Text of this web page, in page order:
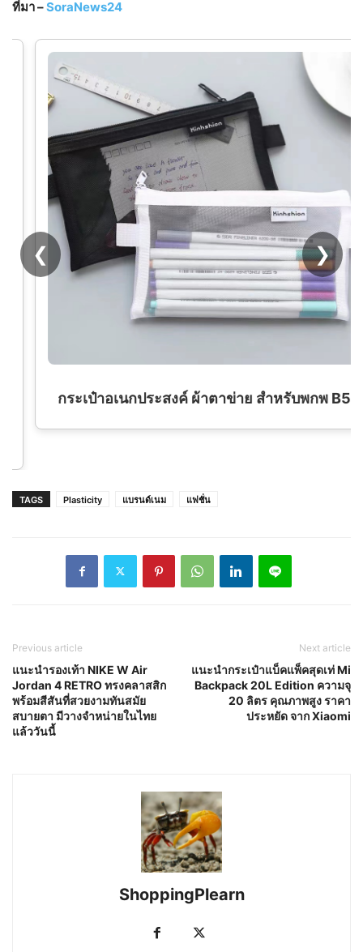
ที่มา –SoraNews24
กระเป๋าอเนกประสงค์ ผ้าตาข่าย สำหรับพกพ B5
❮ ❯
TAGS Plasticity แบรนด์เนม แฟชั่น
Previous article
แนะนำรองเท้า NIKE W Air
Jordan 4 RETRO ทรงคลาสสิก
พร้อมสีสันที่สวยงามทันสมัย
สบายตา มีวางจำหน่ายในไทย
แล้ววันนี้
Next article
แนะนำกระเป๋าแบ็คแพ็คสุดเท่ Mi
Backpack 20L Edition ความจุ
20 ลิตร คุณภาพสูง ราคา
ประหยัด จาก Xiaomi
ShoppingPlearn